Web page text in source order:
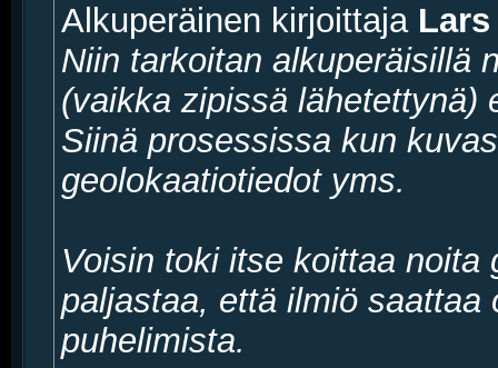
Alkuperäinen kirjoittaja Lars
Niin tarkoitan alkuperäisillä
(vaikka zipissä lähetettynä)
Siinä prosessissa kun
geolokaatiotiedot yms.
Voisin toki itse koittaa noita
paljastaa, että ilmiö saattaa
puhelimista.